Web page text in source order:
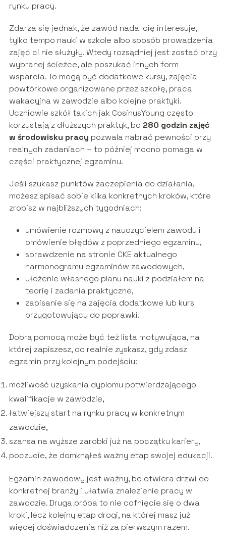
rynku pracy.
Zdarza się jednak, że zawód nadal cię interesuje,
tylko tempo nauki w szkole albo sposób prowadzenia
zajęć ci nie służyły. Wtedy rozsądniej jest zostać przy
wybranej ścieżce, ale poszukać innych form
wsparcia. To mogą być dodatkowe kursy, zajęcia
powtórkowe organizowane przez szkołę, praca
wakacyjna w zawodzie albo kolejne praktyki.
Uczniowie szkół takich jak CosinusYoung często
korzystają z dłuższych praktyk, bo 280 godzin zajęć
w środowisku pracy pozwala nabrać pewności przy
realnych zadaniach – to później mocno pomaga w
części praktycznej egzaminu.
Jeśli szukasz punktów zaczepienia do działania,
możesz spisać sobie kilka konkretnych kroków, które
zrobisz w najbliższych tygodniach:
umówienie rozmowy z nauczycielem zawodu i
omówienie błędów z poprzedniego egzaminu,
sprawdzenie na stronie CKE aktualnego
harmonogramu egzaminów zawodowych,
ułożenie własnego planu nauki z podziałem na
teorię i zadania praktyczne,
zapisanie się na zajęcia dodatkowe lub kurs
przygotowujący do poprawki.
Dobrą pomocą może być też lista motywująca, na
której zapiszesz, co realnie zyskasz, gdy zdasz
egzamin przy kolejnym podejściu:
możliwość uzyskania dyplomu potwierdzającego
kwalifikacje w zawodzie,
łatwiejszy start na rynku pracy w konkretnym
zawodzie,
szansa na wyższe zarobki już na początku kariery,
poczucie, że domknąłeś ważny etap swojej edukacji.
Egzamin zawodowy jest ważny, bo otwiera drzwi do
konkretnej branży i ułatwia znalezienie pracy w
zawodzie. Druga próba to nie cofnięcie się o dwa
kroki, lecz kolejny etap drogi, na której masz już
więcej doświadczenia niż za pierwszym razem.